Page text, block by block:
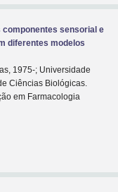
componentes sensorial e
diferentes modelos
1975-; Universidade
Ciências Biológicas.
em Farmacologia